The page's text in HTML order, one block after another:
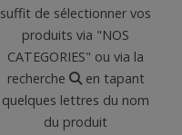
suffit de sélectionner vos
produits via "NOS
CATEGORIES" ou via la
recherche
en tapant
quelques lettres du nom
du produit